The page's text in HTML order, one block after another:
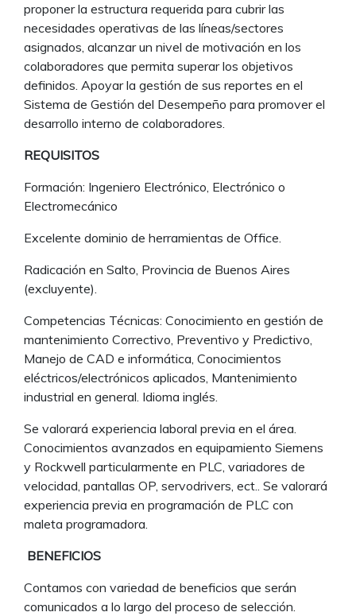
proponer la estructura requerida para cubrir las
necesidades operativas de las líneas/sectores
asignados, alcanzar un nivel de motivación en los
colaboradores que permita superar los objetivos
definidos. Apoyar la gestión de sus reportes en el
Sistema de Gestión del Desempeño para promover el
desarrollo interno de colaboradores.
REQUISITOS
Formación: Ingeniero Electrónico, Electrónico o
Electromecánico
Excelente dominio de herramientas de Office.
Radicación en Salto, Provincia de Buenos Aires
(excluyente).
Competencias Técnicas: Conocimiento en gestión de
mantenimiento Correctivo, Preventivo y Predictivo,
Manejo de CAD e informática, Conocimientos
eléctricos/electrónicos aplicados, Mantenimiento
industrial en general. Idioma inglés.
Se valorará experiencia laboral previa en el área.
Conocimientos avanzados en equipamiento Siemens
y Rockwell particularmente en PLC, variadores de
velocidad, pantallas OP, servodrivers, ect.. Se valorará
experiencia previa en programación de PLC con
maleta programadora.
BENEFICIOS
Contamos con variedad de beneficios que serán
comunicados a lo largo del proceso de selección.